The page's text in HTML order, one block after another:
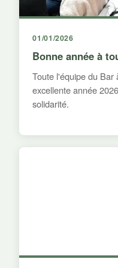
01/01/2026
Bonne année à
Toute l'équipe du Bar
excellente année
solidarité.